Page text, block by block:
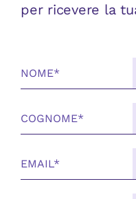
per ricevere la